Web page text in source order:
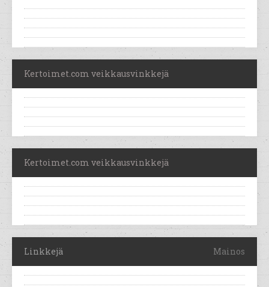
Kertoimet.com veikkausvinkkejä
Kertoimet.com veikkausvinkkejä
Linkkejä Mainos